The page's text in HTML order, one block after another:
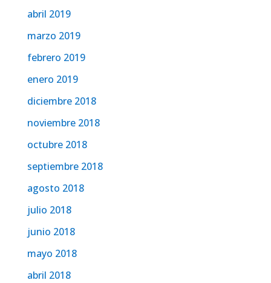
abril 2019
marzo 2019
febrero 2019
enero 2019
diciembre 2018
noviembre 2018
octubre 2018
septiembre 2018
agosto 2018
julio 2018
junio 2018
mayo 2018
abril 2018